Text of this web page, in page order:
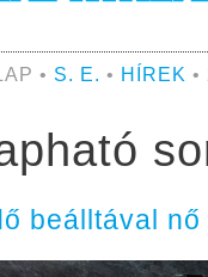
• S. E. • HÍREK •
beálltával